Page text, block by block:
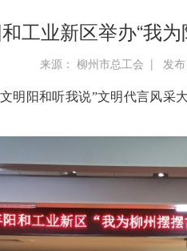
工业新区举办“我
来源： 柳州市总工会 | 发
明阳和听我说”文明代言风